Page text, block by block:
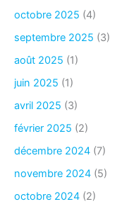
octobre 2025 (4)
septembre 2025 (3)
août 2025 (1)
juin 2025 (1)
avril 2025 (3)
février 2025 (2)
décembre 2024 (7)
novembre 2024 (5)
octobre 2024 (2)